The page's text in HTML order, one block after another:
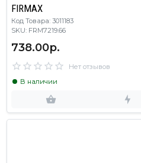
FIRMAX
Код Товара: 3011183
SKU: FRM7219.66
738.00р.
Нет отзывов
В наличии